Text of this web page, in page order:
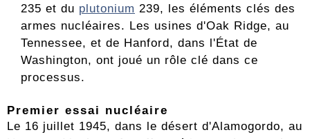
235 et du plutonium 239, les éléments clés des
armes nucléaires. Les usines d'Oak Ridge, au
Tennessee, et de Hanford, dans l'État de
Washington, ont joué un rôle clé dans ce
processus.
Premier essai nucléaire
Le 16 juillet 1945, dans le désert d'Alamogordo, au